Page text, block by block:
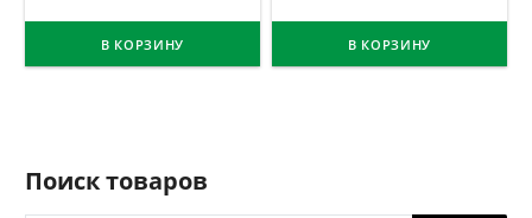
В КОРЗИНУ В КОРЗИНУ
Поиск товаров